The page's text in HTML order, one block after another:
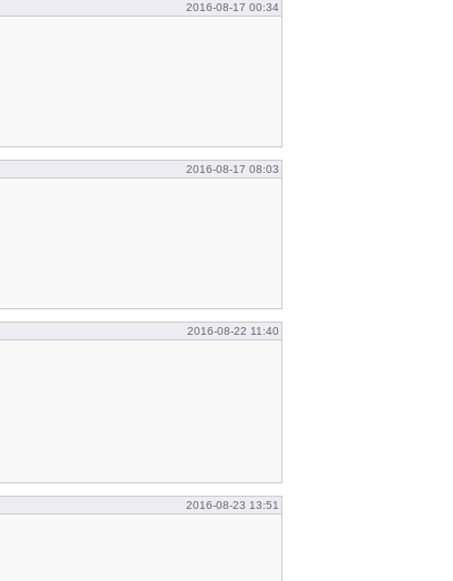
2016-08-17 00:34
2016-08-17 08:03
2016-08-22 11:40
2016-08-23 13:51